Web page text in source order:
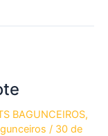
BAGUNCEIROS,
/ 30 de